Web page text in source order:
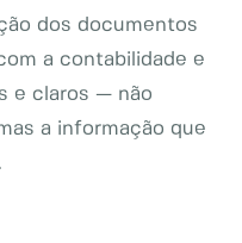
dos documentos
a contabilidade e
e claros — não
a informação que